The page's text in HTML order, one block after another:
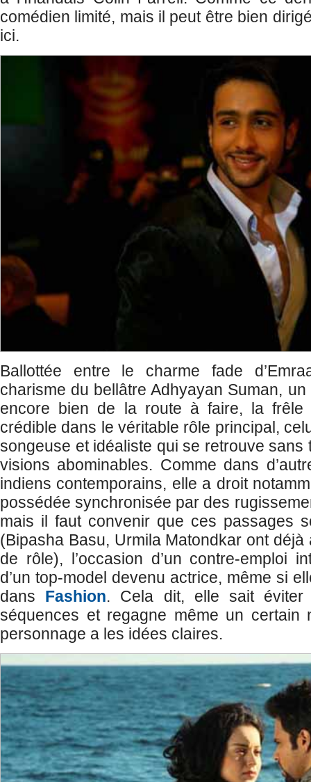
comédien limité, mais il peut être bien
ici.
Ballottée entre le charme fade
charisme du bellâtre Adhyayan Suman,
encore bien de la route à faire, la frêle
crédible dans le véritable rôle principal,
songeuse et idéaliste qui se retrouve sans
visions abominables. Comme dans
indiens contemporains, elle a droit
possédée synchronisée par des
mais il faut convenir que ces passages
(Bipasha Basu, Urmila Matondkar ont
de rôle), l’occasion d’un contre-emploi
d’un top-model devenu actrice, même si
dans Fashion. Cela dit, elle sait éviter
séquences et regagne même un certain
personnage a les idées claires.